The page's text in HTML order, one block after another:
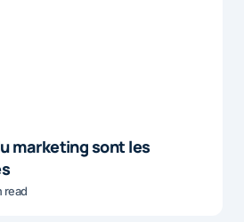
marketing sont les
read